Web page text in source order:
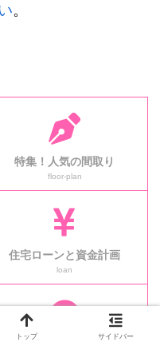
。
特集！人気の間取り
floor-plan
住宅ローンと資金計画
loan
トップ サイドバー